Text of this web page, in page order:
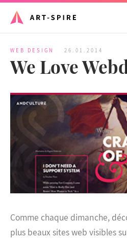
WEB DESIGN 26.01.2014
We Love
Comme chaque dimanche,
plus beaux sites web visibles